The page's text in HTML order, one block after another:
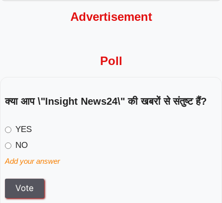
Advertisement
Poll
क्या आप \"Insight News24\" की खबरों से संतुष्ट हैं?
YES
NO
Add your answer